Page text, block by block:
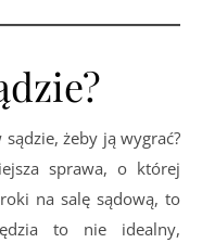
żeby ją wygrać?
sprawa, o której
na salę sądową, to
to nie idealny,